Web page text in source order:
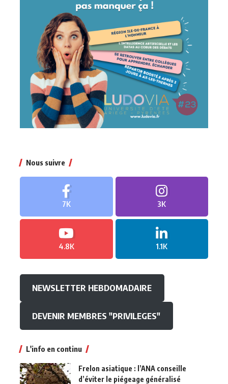
Nous suivre
7K 3K
4.8K 1.1K
NEWSLETTER HEBDOMADAIRE
DEVENIR MEMBRES "PRIVILEGES"
L'info en continu
Frelon asiatique : l’ANA conseille
d’éviter le piégeage généralisé